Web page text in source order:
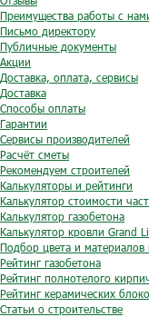
Преимущества работы с
Письмо директору
Публичные документы
Акции
Доставка, оплата, сервисы
Доставка
Способы оплаты
Гарантии
Сервисы производителей
Расчёт сметы
Рекомендуем строителей
Калькуляторы и рейтинги
Калькулятор стоимости
Калькулятор газобетона
Калькулятор кровли Grand
Подбор цвета и материалов
Рейтинг газобетона
Рейтинг полнотелого
Рейтинг керамических
Статьи о строительстве